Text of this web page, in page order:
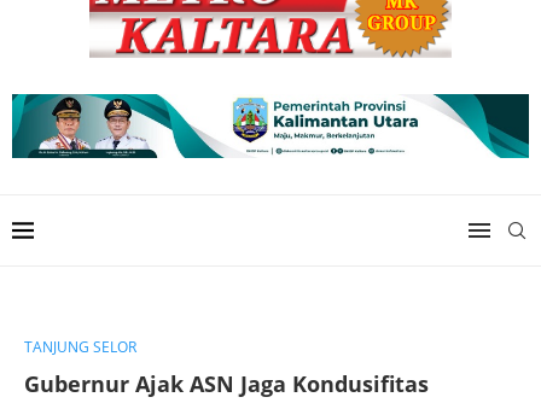
TANJUNG SELOR
Gubernur Ajak ASN Jaga Kondusifitas